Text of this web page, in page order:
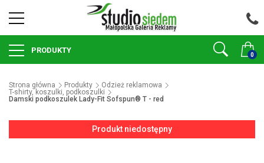
0
PRODUKTY
Strona główna Produkty
Odzież reklamowa
T-shirty, koszulki, podkoszulki
Damski podkoszulek Lady-Fit Sofspun® T - red
Produkt niedostępny